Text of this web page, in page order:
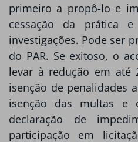
primeiro a propô-lo e
cessação da prática
investigações. Pode ser
do PAR. Se exitoso, o
levar à redução em até
isenção de penalidades
isenção das multas e
declaração de
participação em